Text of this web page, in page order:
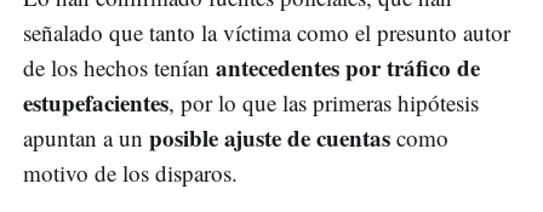
señalado que tanto la víctima como el presunto autor
de los hechos tenían antecedentes por tráfico de
estupefacientes, por lo que las primeras hipótesis
apuntan a un posible ajuste de cuentas como
motivo de los disparos.